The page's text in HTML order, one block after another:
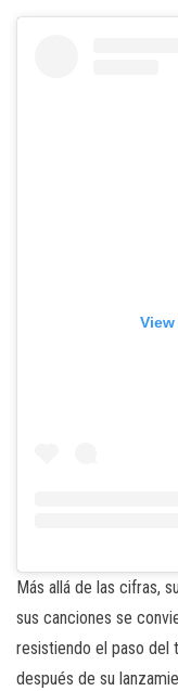
Más allá de las cifras,
sus canciones se
resistiendo el paso del
después de su